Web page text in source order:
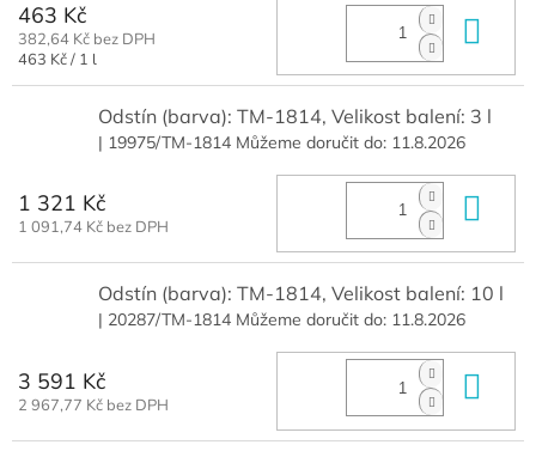
463 Kč
382,64 Kč bez DPH
Měrná
463 Kč / 1 l
Odstín (barva): TM-1814, Velikost balení: 3 l
| 19975/TM-1814 Můžeme doručit do: 11.8.2026
1 321 Kč
1 091,74 Kč bez DPH
Odstín (barva): TM-1814, Velikost balení: 10 l
| 20287/TM-1814 Můžeme doručit do: 11.8.2026
3 591 Kč
2 967,77 Kč bez DPH